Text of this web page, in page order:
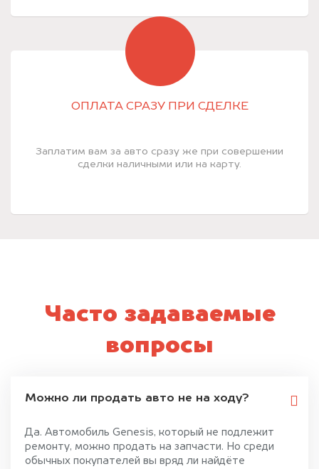
ОПЛАТА СРАЗУ ПРИ СДЕЛКЕ
Заплатим вам за авто сразу же при совершении
сделки наличными или на карту.
Часто задаваемые
вопросы
Можно ли продать авто не на ходу?
Да. Автомобиль Genesis, который не подлежит
ремонту, можно продать на запчасти. Но среди
обычных покупателей вы вряд ли найдёте